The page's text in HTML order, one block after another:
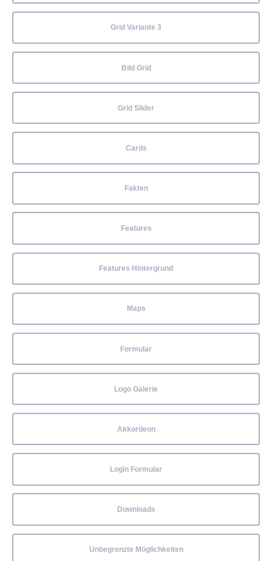
Grid Variante 3
Bild Grid
Grid Slider
Cards
Fakten
Features
Features Hintergrund
Maps
Formular
Logo Galerie
Akkordeon
Login Formular
Downloads
Unbegrenzte Möglichkeiten